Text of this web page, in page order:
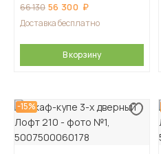
66 130 56 300
Доставка бесплатно
В корзину
-15%